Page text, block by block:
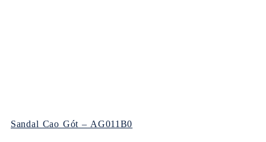
Sandal Cao Gót – AG011B0